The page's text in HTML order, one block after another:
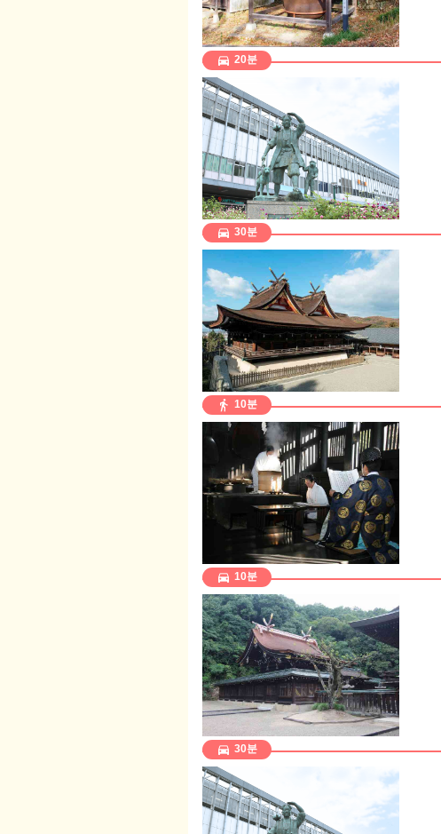
directions_car 20분
directions_car 30분
directions_walk 10분
directions_car 10분
directions_car 30분